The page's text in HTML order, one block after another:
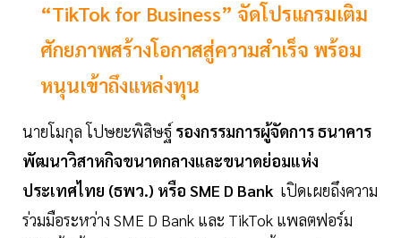
“TikTok for Business” จัดโปรแกรมเติม
ศักยภาพสร้างโอกาสสู่ความสำเร็จ พร้อม
หนุนเข้าถึงแหล่งทุน
นายโมกุล โปษยะพิสิษฐ์ รองกรรมการผู้จัดการ ธนาคาร
พัฒนาวิสาหกิจขนาดกลางและขนาดย่อมแห่ง
ประเทศไทย (ธพว.) หรือ SME D Bank เปิดเผยถึงความ
ร่วมมือระหว่าง SME D Bank และ TikTok แพลตฟอร์ม